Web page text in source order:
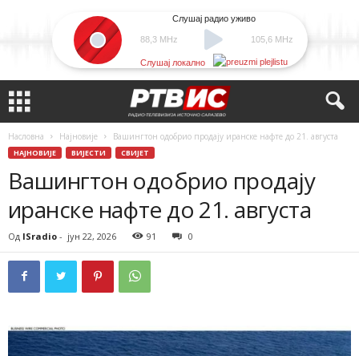
88,3 MHz
Слушај радио уживо
105,6 MHz
Слушај локално
Насловна Најновије Вашингтон одобрио продају иранске нафте до 21. августа
НАЈНОВИЈЕ ВИЈЕСТИ СВИЈЕТ
Вашингтон одобрио продају
иранске нафте до 21. августа
Од ISradio - јун 22, 2026 91 0